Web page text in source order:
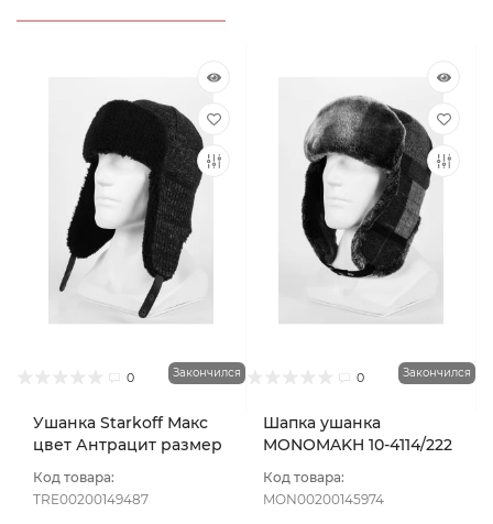
0 Закончился
Ушанка Starkoff Макс
цвет Антрацит размер
Код товара:
TRE00200149487
0 Закончился
Шапка ушанка
MONOMAKH 10-4114/222
Код товара:
MON00200145974